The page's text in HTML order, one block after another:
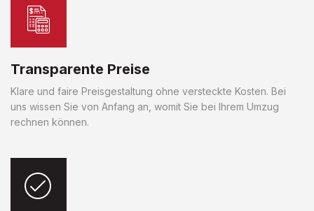
Transparente Preise
Klare und faire Preisgestaltung ohne versteckte Kosten. Bei
uns wissen Sie von Anfang an, womit Sie bei Ihrem Umzug
rechnen können.